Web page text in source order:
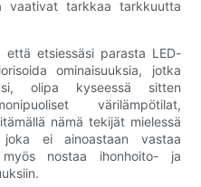
vaativat tarkkaa tarkkuutta
etsiessäsi parasta LED-
ominaisuuksia, jotka
olipa kyseessä sitten
värilämpötilat,
nämä tekijät mielessä
ei ainoastaan ​​vastaa
nostaa ihonhoito- ja